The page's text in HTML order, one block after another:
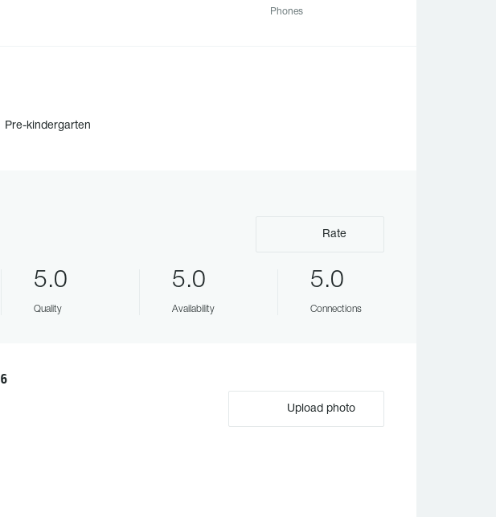
Phones
Pre-kindergarten
Rate
5.0
Quality
5.0
Availability
5.0
Connections
Upload photo